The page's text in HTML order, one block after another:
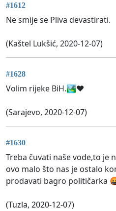
#1612
Ne smije se Pliva devastirati.
(Kaštel Lukšić, 2020-12-07)
#1628
Volim rijeke BiH.🏞❤
(Sarajevo, 2020-12-07)
#1630
Treba čuvati naše vode,to je
ovo malo što nas je ostalo
prodavati bagro političarka
(Tuzla, 2020-12-07)